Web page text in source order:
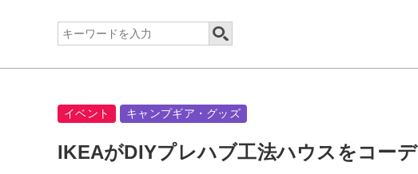
イベント キャンプギア・グッズ
IKEAがDIYプレハブ工法ハウスをコーデ